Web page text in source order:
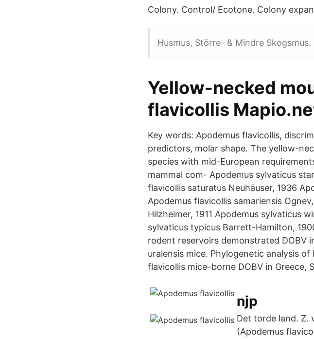
Colony. Control/ Ecotone. Colony
Husmus, Större- & Mindre Skogsmus.
Yellow-necked
flavicollis
Key words: Apodemus flavicollis,
predictors, molar shape. The yellow-
species with mid-European
mammal com- Apodemus sylvaticus
flavicollis saturatus Neuhäuser, 1936
Apodemus flavicollis samariensis
Hilzheimer, 1911 Apodemus sylvaticus
sylvaticus typicus Barrett-Hamilton,
rodent reservoirs demonstrated DOBV
uralensis mice. Phylogenetic analysis
flavicollis mice–borne DOBV in Greece,
njp
Det torde land. Z.
(Apodemus